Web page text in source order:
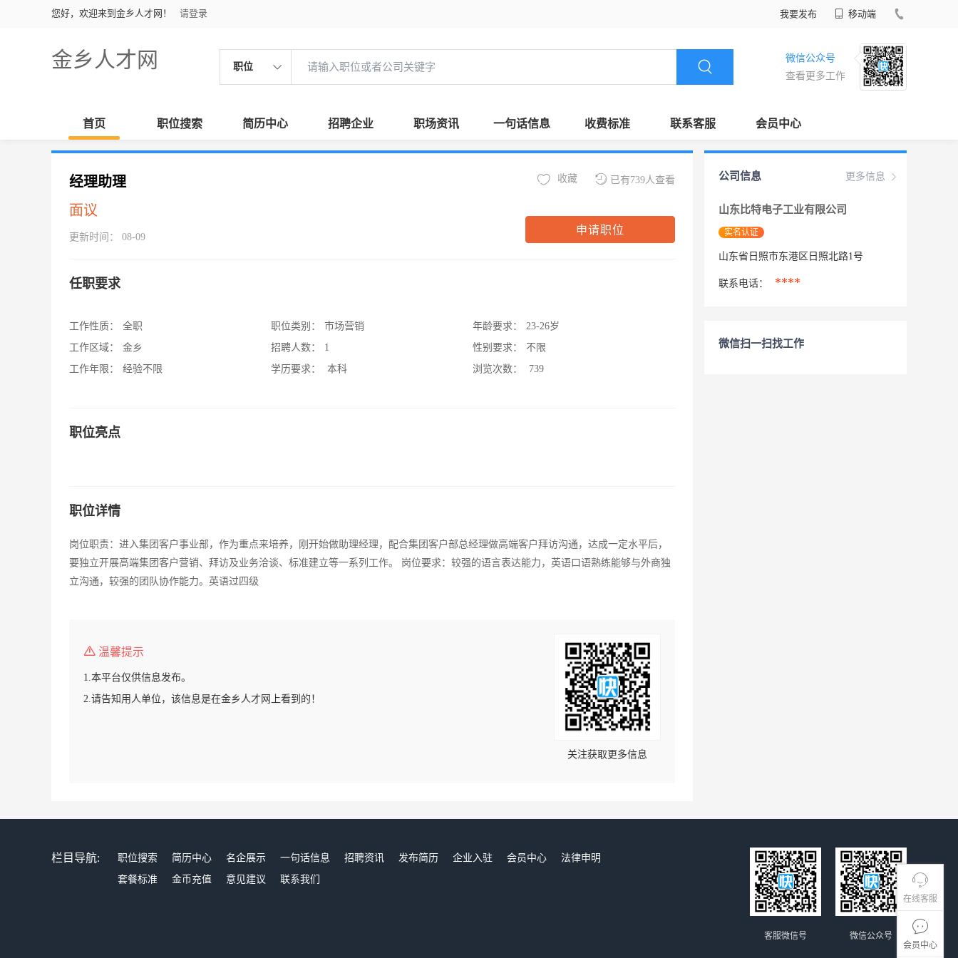
您好，欢迎来到金乡人才网！ 请登录 我要发布 移动端
金乡人才网 职位
微信公众号
查看更多工作
首页 职位搜索 简历中心 招聘企业 职场资讯 一句话信息 收费标准 联系客服 会员中心
在线客服
会员中心
经理助理
面议
更新时间： 08-09
已有739人查看
收藏
申请职位
任职要求
工作性质：
全职
工作区域：
金乡
工作年限：
经验不限
职位类别：
市场营销
招聘人数：
1
学历要求：
本科
年龄要求：
23-26岁
性别要求：
不限
浏览次数：
739
职位亮点
职位详情
岗位职责：进入集团客户事业部，作为重点来培养，刚开始做助理经理，配合集团客户部总经理做高端客户拜访沟通，达成一定水平后，
要独立开展高端集团客户营销、拜访及业务洽谈、标准建立等一系列工作。 岗位要求：较强的语言表达能力，英语口语熟练能够与外商独
立沟通，较强的团队协作能力。英语过四级
温馨提示
1.本平台仅供信息发布。
2.请告知用人单位，该信息是在金乡人才网上看到的！
关注获取更多信息
更多信息
公司信息
山东比特电子工业有限公司
实名认证
山东省日照市东港区日照北路1号
联系电话： ****
微信扫一扫找工作
栏目导航: 职位搜索 简历中心 名企展示 一句话信息 招聘资讯 发布简历 企业入驻 会员中心
法律申明
套餐标准
金币充值 意见建议 联系我们
微信公众号
客服微信号